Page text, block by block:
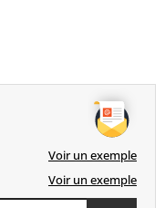
Voir un exemple
Voir un exemple